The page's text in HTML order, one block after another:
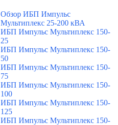
Обзор ИБП Импульс
Мультиплекс 25-200 кВА
ИБП Импульс Мультиплекс 150-
25
ИБП Импульс Мультиплекс 150-
50
ИБП Импульс Мультиплекс 150-
75
ИБП Импульс Мультиплекс 150-
100
ИБП Импульс Мультиплекс 150-
125
ИБП Импульс Мультиплекс 150-